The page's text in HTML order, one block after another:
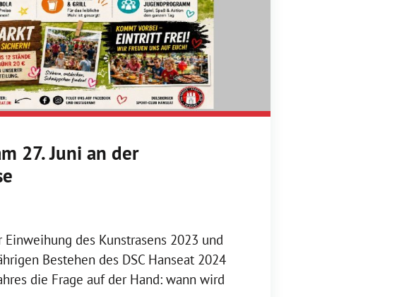
27. Juni an der
Einweihung des Kunstrasens 2023 und
Bestehen des DSC Hanseat 2024
die Frage auf der Hand: wann wird